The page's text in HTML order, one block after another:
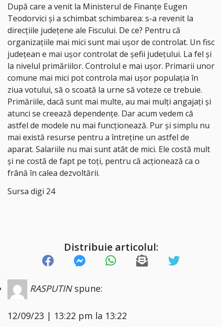
După care a venit la Ministerul de Finanțe Eugen
Teodorvici și a schimbat schimbarea: s-a revenit la
direcțiile județene ale Fiscului. De ce? Pentru că
organizațiile mai mici sunt mai ușor de controlat. Un fisc
județean e mai ușor controlat de șefii județului. La fel și
la nivelul primăriilor. Controlul e mai ușor. Primarii unor
comune mai mici pot controla mai ușor populația în
ziua votului, să o scoată la urne să voteze ce trebuie.
Primăriile, dacă sunt mai multe, au mai mulți angajați și
atunci se creează dependențe. Dar acum vedem că
astfel de modele nu mai funcționează. Pur și simplu nu
mai există resurse pentru a întreține un astfel de
aparat. Salariile nu mai sunt atât de mici. Ele costă mult
și ne costă de fapt pe toți, pentru că acționează ca o
frână în calea dezvoltării.
Sursa digi 24
Distribuie articolul:
RASPUTIN spune:
12/09/23 | 13:22 pm la 13:22